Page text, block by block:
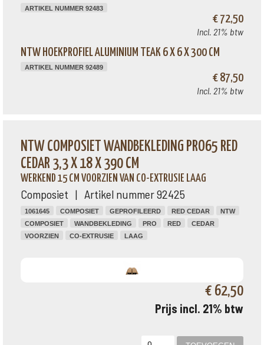
ARTIKEL NUMMER 92483
€ 72,50
Incl. 21% btw
NTW HOEKPROFIEL ALUMINIUM TEAK 6 X 6 X 300 CM
ARTIKEL NUMMER 92489
€ 87,50
Incl. 21% btw
NTW COMPOSIET WANDBEKLEDING PRO65 RED
CEDAR 3,3 X 18 X 390 CM
WERKEND 15 CM VOORZIEN VAN CO-EXTRUSIE LAAG
Composiet | Artikel nummer 92425
1061645 COMPOSIET GEPROFILEERD RED CEDAR
NTW
COMPOSIET
WANDBEKLEDING PRO RED
CEDAR
VOORZIEN
CO-EXTRUSIE LAAG
€ 62,50
Prijs incl. 21% btw